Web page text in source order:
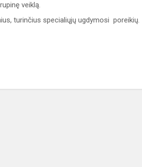
veiklą.
turinčius specialiųjų ugdymosi poreikių.